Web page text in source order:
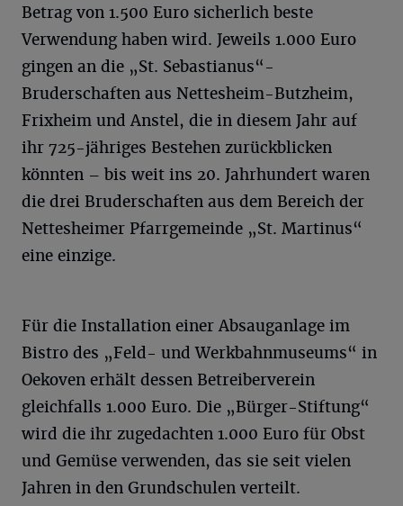
Betrag von 1.500 Euro sicherlich beste
Verwendung haben wird. Jeweils 1.000 Euro
gingen an die „St. Sebastianus“-
Bruderschaften aus Nettesheim-Butzheim,
Frixheim und Anstel, die in diesem Jahr auf
ihr 725-jähriges Bestehen zurückblicken
könnten – bis weit ins 20. Jahrhundert waren
die drei Bruderschaften aus dem Bereich der
Nettesheimer Pfarrgemeinde „St. Martinus“
eine einzige.
Für die Installation einer Absauganlage im
Bistro des „Feld- und Werkbahnmuseums“ in
Oekoven erhält dessen Betreiberverein
gleichfalls 1.000 Euro. Die „Bürger-Stiftung“
wird die ihr zugedachten 1.000 Euro für Obst
und Gemüse verwenden, das sie seit vielen
Jahren in den Grundschulen verteilt.